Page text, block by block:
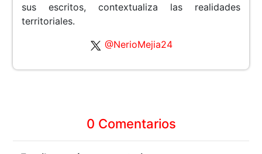
sus escritos, contextualiza las realidades
territoriales.
@NerioMejia24
0 Comentarios